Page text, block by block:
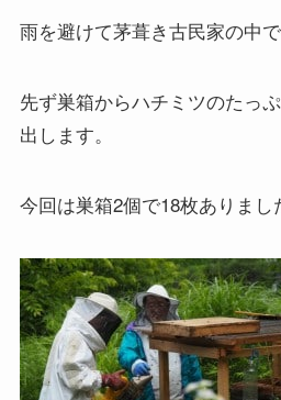
雨を避けて茅葺き古民家の中
先ず巣箱からハチミツのたっ
出します。
今回は巣箱2個で18枚ありまし